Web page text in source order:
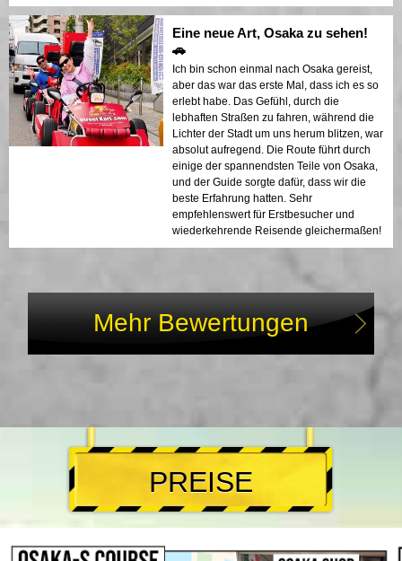
Eine neue Art, Osaka zu sehen!
🚗
Ich bin schon einmal nach Osaka gereist,
aber das war das erste Mal, dass ich es so
erlebt habe. Das Gefühl, durch die
lebhaften Straßen zu fahren, während die
Lichter der Stadt um uns herum blitzen, war
absolut aufregend. Die Route führt durch
einige der spannendsten Teile von Osaka,
und der Guide sorgte dafür, dass wir die
beste Erfahrung hatten. Sehr
empfehlenswert für Erstbesucher und
wiederkehrende Reisende gleichermaßen!
Mehr Bewertungen
PREISE